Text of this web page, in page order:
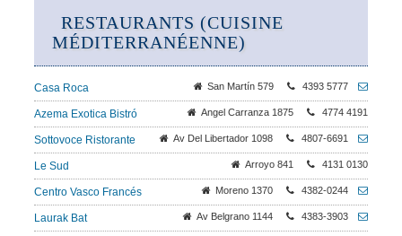
RESTAURANTS (CUISINE
MÉDITERRANÉENNE)
Casa Roca San Martín 579 4393 5777
Azema Exotica Bistró Angel Carranza 1875 4774 4191
Sottovoce Ristorante Av Del Libertador 1098 4807-6691
Le Sud Arroyo 841 4131 0130
Centro Vasco Francés Moreno 1370 4382-0244
Laurak Bat Av Belgrano 1144 4383-3903